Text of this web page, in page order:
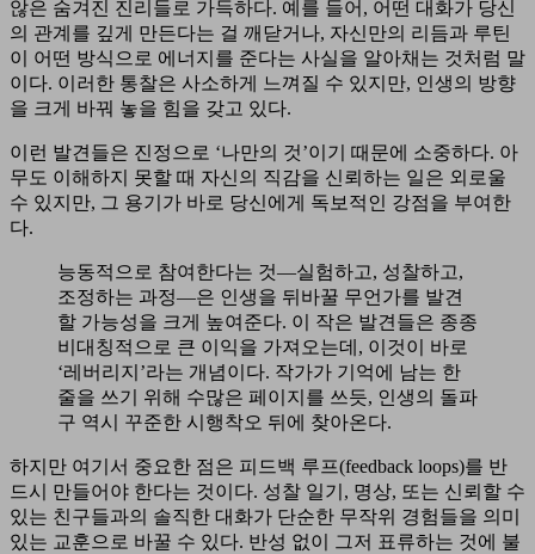
않은 숨겨진 진리들로 가득하다. 예를 들어, 어떤 대화가 당신
의 관계를 깊게 만든다는 걸 깨닫거나, 자신만의 리듬과 루틴
이 어떤 방식으로 에너지를 준다는 사실을 알아채는 것처럼 말
이다. 이러한 통찰은 사소하게 느껴질 수 있지만, 인생의 방향
을 크게 바꿔 놓을 힘을 갖고 있다.
이런 발견들은 진정으로 ‘나만의 것’이기 때문에 소중하다. 아
무도 이해하지 못할 때 자신의 직감을 신뢰하는 일은 외로울
수 있지만, 그 용기가 바로 당신에게 독보적인 강점을 부여한
다.
능동적으로 참여한다는 것—실험하고, 성찰하고,
조정하는 과정—은 인생을 뒤바꿀 무언가를 발견
할 가능성을 크게 높여준다. 이 작은 발견들은 종종
비대칭적으로 큰 이익을 가져오는데, 이것이 바로
‘레버리지’라는 개념이다. 작가가 기억에 남는 한
줄을 쓰기 위해 수많은 페이지를 쓰듯, 인생의 돌파
구 역시 꾸준한 시행착오 뒤에 찾아온다.
하지만 여기서 중요한 점은 피드백 루프(feedback loops)를 반
드시 만들어야 한다는 것이다. 성찰 일기, 명상, 또는 신뢰할 수
있는 친구들과의 솔직한 대화가 단순한 무작위 경험들을 의미
있는 교훈으로 바꿀 수 있다. 반성 없이 그저 표류하는 것에 불